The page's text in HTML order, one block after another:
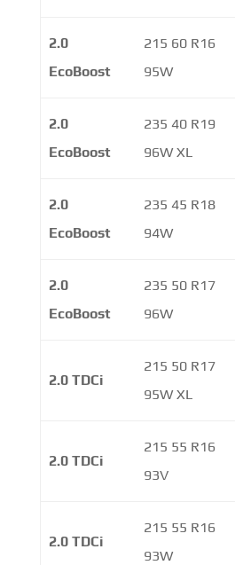
2.0
EcoBoost
215 60 R16
95W
2.0
EcoBoost
235 40 R19
96W XL
2.0
EcoBoost
235 45 R18
94W
2.0
EcoBoost
235 50 R17
96W
2.0 TDCi
215 50 R17
95W XL
2.0 TDCi
215 55 R16
93V
2.0 TDCi
215 55 R16
93W